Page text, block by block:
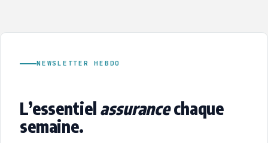
NEWSLETTER HEBDO
L’essentiel assurancechaque
semaine.